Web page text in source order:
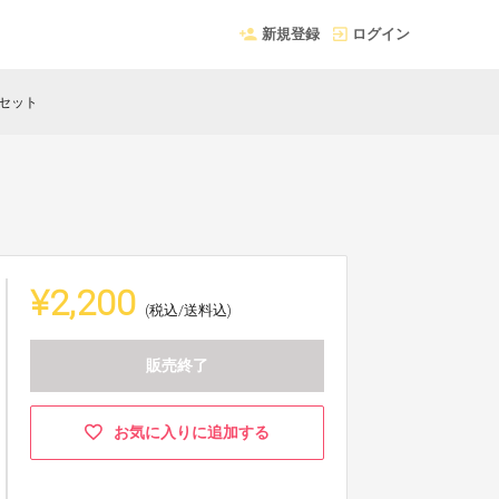
新規登録 ログイン
ット
¥2,200 (税込/送料込)
販売終了
お気に入りに追加する